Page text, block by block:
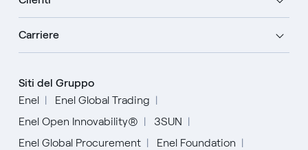
Carriere
Siti del Gruppo
Enel
Enel Global Trading
Enel Open Innovability®
3SUN
Enel Global Procurement
Enel Foundation